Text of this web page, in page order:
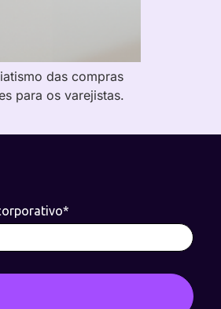
das compras
para os varejistas.